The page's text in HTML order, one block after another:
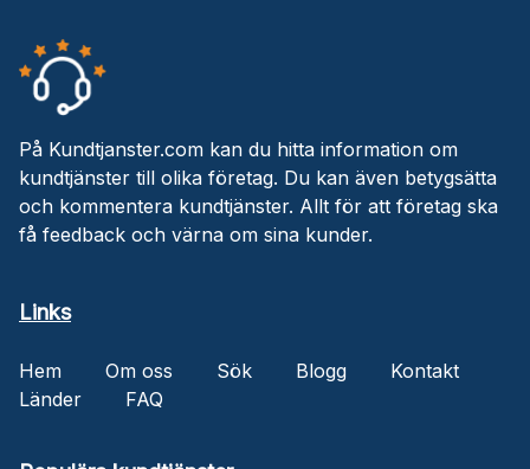
På Kundtjanster.com kan du hitta information om
kundtjänster till olika företag. Du kan även betygsätta
och kommentera kundtjänster. Allt för att företag ska
få feedback och värna om sina kunder.
Links
Hem Om oss Sök Blogg
Kontakt
Länder
FAQ